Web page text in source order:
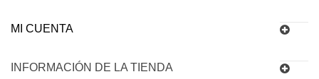
MI CUENTA
INFORMACIÓN DE LA TIENDA